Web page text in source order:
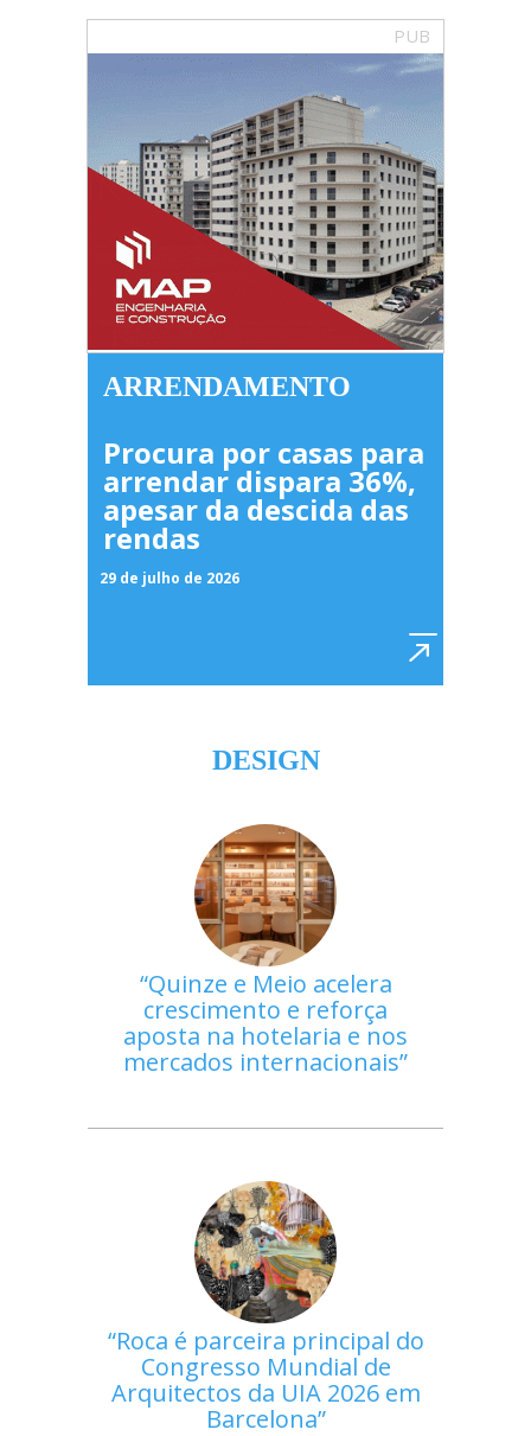
PUB
ARRENDAMENTO
Procura por casas para
arrendar dispara 36%,
apesar da descida das
rendas
29 de julho de 2026
DESIGN
Quinze e Meio acelera
crescimento e reforça
aposta na hotelaria e nos
mercados internacionais
Roca é parceira principal do
Congresso Mundial de
Arquitectos da UIA 2026 em
Barcelona